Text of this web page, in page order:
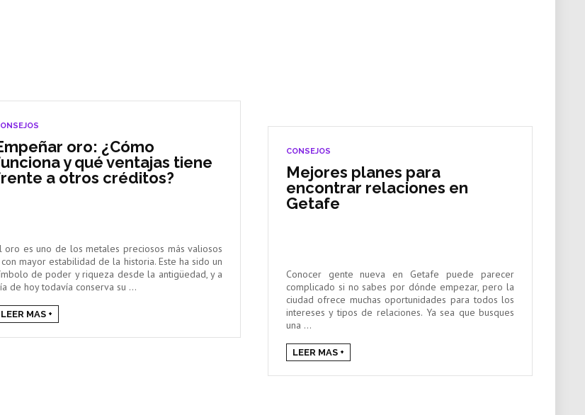
oro: ¿Cómo
y qué ventajas tiene
a otros créditos?
oro es uno de los metales preciosos más valiosos
mayor estabilidad de la historia. Este ha sido un
de poder y riqueza desde la antigüedad, y a
de hoy todavía conserva su ...
LEER MAS +
CONSEJOS
Mejores planes para
encontrar relaciones en
Getafe
Conocer gente nueva en Getafe puede parecer
complicado si no sabes por dónde empezar, pero la
ciudad ofrece muchas oportunidades para todos los
intereses y tipos de relaciones. Ya sea que busques
una ...
LEER MAS +